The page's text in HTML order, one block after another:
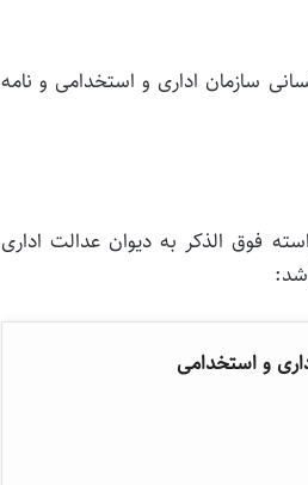
۹۰۲۰۵ مورخ ۱۴۰۱/۱۱/۹ معاونت سرمایه انسانی سازمان اداری و استخدامی و نامه
فوق الذکر به دیوان عدالت اداری